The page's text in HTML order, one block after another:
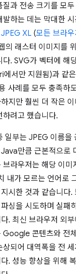
질과 전송 크기를 모
하는 데는 막대한
JPEG XL (모든 브라
의 래스터 이미지를
. SVG가 벡터에 해
서만 지원됨)과 같
사례를 모두 충족하
지만 훨씬 더 작은
하려고 했습니다.
일부는 JPEG 이름을
만큼 근본적으로
라우저는 해당 이미
내가 모르는 언어로
시한 것과 같습니다.
싱을 시도하며 실패
. 최신 브라우저 외
Google 콘텐츠와 전
되어 대역폭을 전
. 성능 향상을 위해